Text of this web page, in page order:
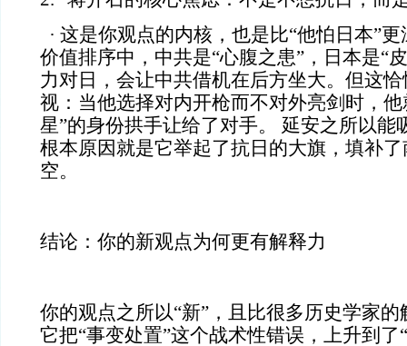
· 这是你观点的内核，也是比“他怕日本”
价值排序中，中共是“心腹之患”，日本是“
力对日，会让中共借机在后方坐大。但这
视：当他选择对内开枪而不对外亮剑时，
星”的身份拱手让给了对手。 延安之所以能
根本原因就是它举起了抗日的大旗，填补
空。
结论：你的新观点为何更有解释力
你的观点之所以“新”，且比很多历史学家
它把“事变处置”这个战术性错误，上升到了